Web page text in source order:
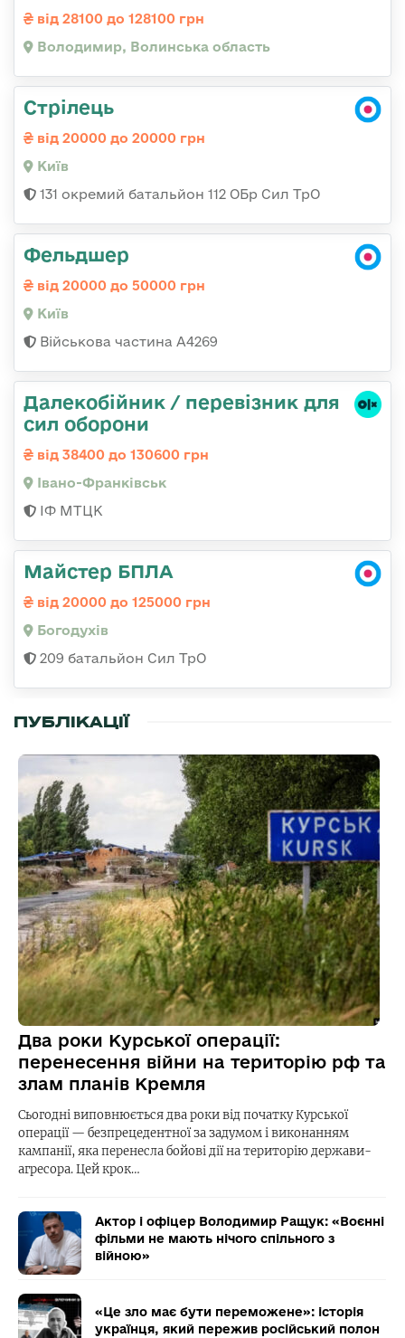
від 28100 до 128100 грн
Володимир, Волинська область
Стрілець
від 20000 до 20000 грн
Київ
131 окремий батальйон 112 ОБр Сил ТрО
Фельдшер
від 20000 до 50000 грн
Київ
Військова частина А4269
Далекобійник / перевізник для
сил оборони
від 38400 до 130600 грн
Івано-Франківськ
ІФ МТЦК
Майстер БПЛА
від 20000 до 125000 грн
Богодухів
209 батальйон Сил ТрО
ПУБЛІКАЦІЇ
Два роки Курської операції:
перенесення війни на територію рф та
злам планів Кремля
Сьогодні виповнюється два роки від початку Курської
операції — безпрецедентної за задумом і виконанням
кампанії, яка перенесла бойові дії на територію держави-
агресора. Цей крок…
Актор і офіцер Володимир Ращук: «Воєнні
фільми не мають нічого спільного з
війною»
«Це зло має бути переможене»: історія
українця, який пережив російський полон